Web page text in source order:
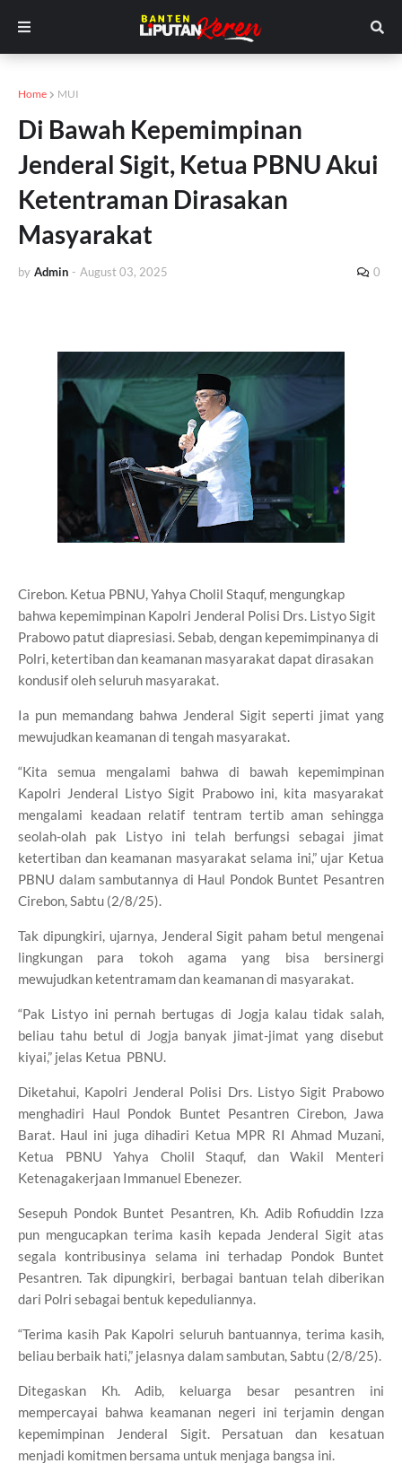
Home MUI
Di Bawah Kepemimpinan
Jenderal Sigit, Ketua PBNU Akui
Ketentraman Dirasakan
Masyarakat
by Admin - August 03, 2025 0
Cirebon. Ketua PBNU, Yahya Cholil Staquf, mengungkap
bahwa kepemimpinan Kapolri Jenderal Polisi Drs. Listyo Sigit
Prabowo patut diapresiasi. Sebab, dengan kepemimpinanya di
Polri, ketertiban dan keamanan masyarakat dapat dirasakan
kondusif oleh seluruh masyarakat.
Ia pun memandang bahwa Jenderal Sigit seperti jimat yang
mewujudkan keamanan di tengah masyarakat.
“Kita semua mengalami bahwa di bawah kepemimpinan
Kapolri Jenderal Listyo Sigit Prabowo ini, kita masyarakat
mengalami keadaan relatif tentram tertib aman sehingga
seolah-olah pak Listyo ini telah berfungsi sebagai jimat
ketertiban dan keamanan masyarakat selama ini,” ujar Ketua
PBNU dalam sambutannya di Haul Pondok Buntet Pesantren
Cirebon, Sabtu (2/8/25).
Tak dipungkiri, ujarnya, Jenderal Sigit paham betul mengenai
lingkungan para tokoh agama yang bisa bersinergi
mewujudkan ketentramam dan keamanan di masyarakat.
“Pak Listyo ini pernah bertugas di Jogja kalau tidak salah,
beliau tahu betul di Jogja banyak jimat-jimat yang disebut
kiyai,” jelas Ketua PBNU.
Diketahui, Kapolri Jenderal Polisi Drs. Listyo Sigit Prabowo
menghadiri Haul Pondok Buntet Pesantren Cirebon, Jawa
Barat. Haul ini juga dihadiri Ketua MPR RI Ahmad Muzani,
Ketua PBNU Yahya Cholil Staquf, dan Wakil Menteri
Ketenagakerjaan Immanuel Ebenezer.
Sesepuh Pondok Buntet Pesantren, Kh. Adib Rofiuddin Izza
pun mengucapkan terima kasih kepada Jenderal Sigit atas
segala kontribusinya selama ini terhadap Pondok Buntet
Pesantren. Tak dipungkiri, berbagai bantuan telah diberikan
dari Polri sebagai bentuk kepeduliannya.
“Terima kasih Pak Kapolri seluruh bantuannya, terima kasih,
beliau berbaik hati,” jelasnya dalam sambutan, Sabtu (2/8/25).
Ditegaskan Kh. Adib, keluarga besar pesantren ini
mempercayai bahwa keamanan negeri ini terjamin dengan
kepemimpinan Jenderal Sigit. Persatuan dan kesatuan
menjadi komitmen bersama untuk menjaga bangsa ini.